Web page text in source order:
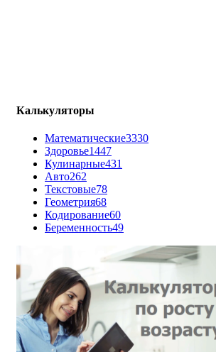
Калькуляторы
Математические3330
Здоровье1447
Кулинарные431
Авто262
Текстовые78
Геометрия68
Кодирование60
Беременность49